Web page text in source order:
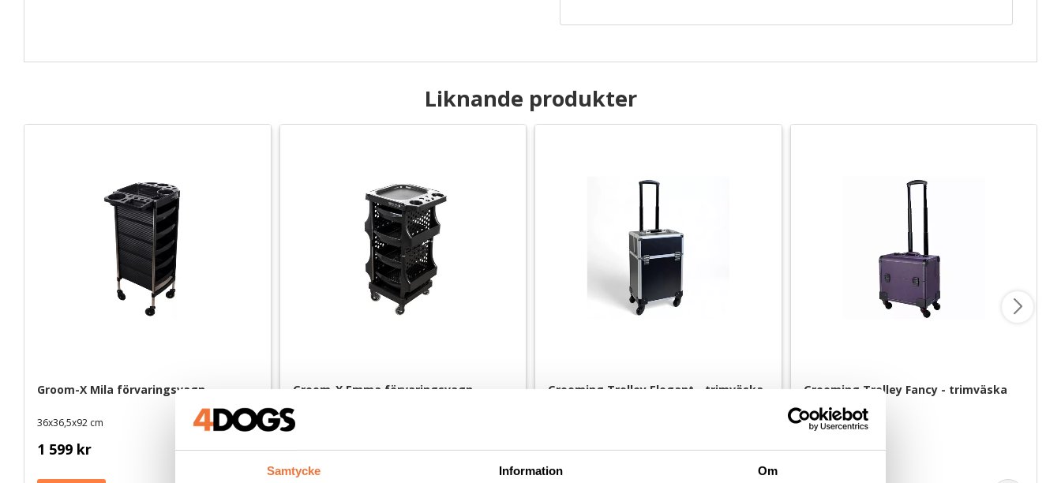
Samtycke Information Om
Liknande produkter
Groom-X Mila förvaringsvagn
36x36,5x92 cm
1 599 kr
Groom-X Emma förvaringsvagn
44,5x40,5x86 cm
1 499kr
Grooming Trolley Elegant - trimväska
1 499kr
Grooming Trolley Fancy - trimväska
36x22x39 cm
995kr